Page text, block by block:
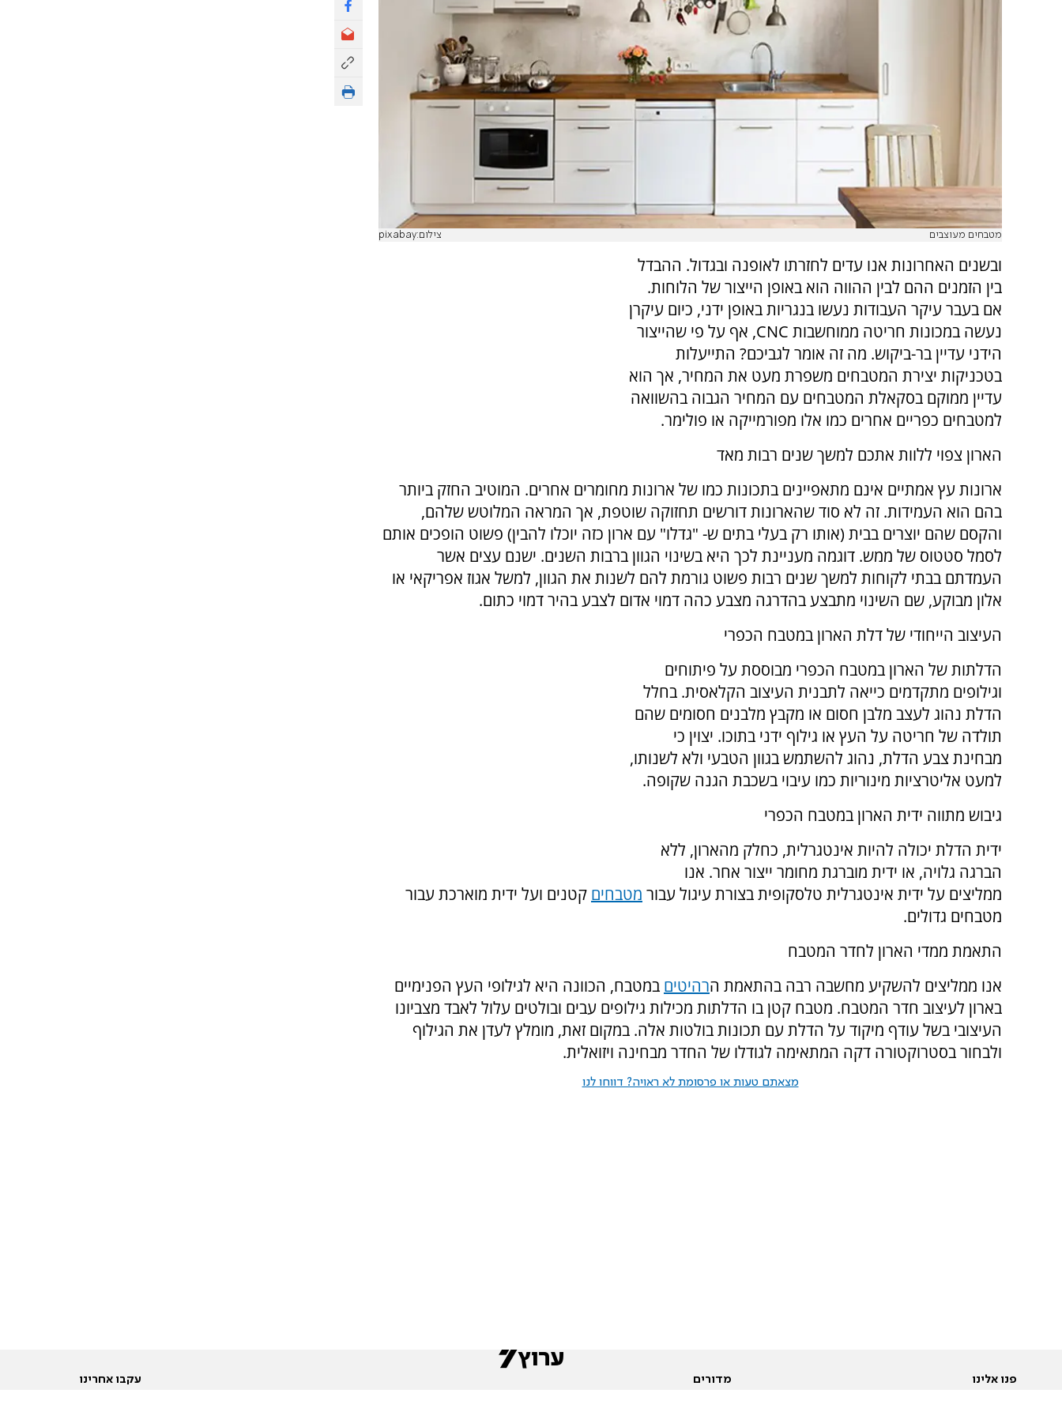
מטבחים מעוצבים צילום:pixabay
ובשנים האחרונות אנו עדים לחזרתו לאופנה ובגדול. ההבדל
בין הזמנים ההם לבין ההווה הוא באופן הייצור של הלוחות.
אם בעבר עיקר העבודות נעשו בנגריות באופן ידני, כיום עיקרן
נעשה במכונות חריטה ממוחשבות CNC, אף על פי שהייצור
הידני עדיין בר-ביקוש. מה זה אומר לגביכם? התייעלות
בטכניקות יצירת המטבחים משפרת מעט את המחיר, אך הוא
עדיין ממוקם בסקאלת המטבחים עם המחיר הגבוה בהשוואה
למטבחים כפריים אחרים כמו אלו מפורמייקה או פולימר.
הארון צפוי ללוות אתכם למשך שנים רבות מאד
ארונות עץ אמתיים אינם מתאפיינים בתכונות כמו של ארונות מחומרים אחרים. המוטיב החזק ביותר
בהם הוא העמידות. זה לא סוד שהארונות דורשים תחזוקה שוטפת, אך המראה המלוטש שלהם,
והקסם שהם יוצרים בבית (אותו רק בעלי בתים ש- "גדלו" עם ארון כזה יוכלו להבין) פשוט הופכים אותם
לסמל סטטוס של ממש. דוגמה מעניינת לכך היא בשינוי הגוון ברבות השנים. ישנם עצים אשר
העמדתם בבתי לקוחות למשך שנים רבות פשוט גורמת להם לשנות את הגוון, למשל אגוז אפריקאי או
אלון מבוקע, שם השינוי מתבצע בהדרגה מצבע כהה דמוי אדום לצבע בהיר דמוי כתום.
העיצוב הייחודי של דלת הארון במטבח הכפרי
הדלתות של הארון במטבח הכפרי מבוססת על פיתוחים
וגילופים מתקדמים כייאה לתבנית העיצוב הקלאסית. בחלל
הדלת נהוג לעצב מלבן חסום או מקבץ מלבנים חסומים שהם
תולדה של חריטה על העץ או גילוף ידני בתוכו. יצוין כי
מבחינת צבע הדלת, נהוג להשתמש בגוון הטבעי ולא לשנותו,
למעט אליטרציות מינוריות כמו עיבוי בשכבת הגנה שקופה.
גיבוש מתווה ידית הארון במטבח הכפרי
ידית הדלת יכולה להיות אינטגרלית, כחלק מהארון, ללא
הברגה גלויה, או ידית מוברגת מחומר ייצור אחר. אנו
ממליצים על ידית אינטגרלית טלסקופית בצורת עיגול עבור מטבחים קטנים ועל ידית מוארכת עבור
מטבחים גדולים.
התאמת ממדי הארון לחדר המטבח
אנו ממליצים להשקיע מחשבה רבה בהתאמת הרהיטים במטבח, הכוונה היא לגילופי העץ הפנימיים
בארון לעיצוב חדר המטבח. מטבח קטן בו הדלתות מכילות גילופים עבים ובולטים עלול לאבד מצביונו
העיצובי בשל עודף מיקוד על הדלת עם תכונות בולטות אלה. במקום זאת, מומלץ לעדן את הגילוף
ולבחור בסטרוקטורה דקה המתאימה לגודלו של החדר מבחינה ויזואלית.
מצאתם טעות או פרסומת לא ראויה? דווחו לנו
פנו אלינו מדורים עקבו אחרינו